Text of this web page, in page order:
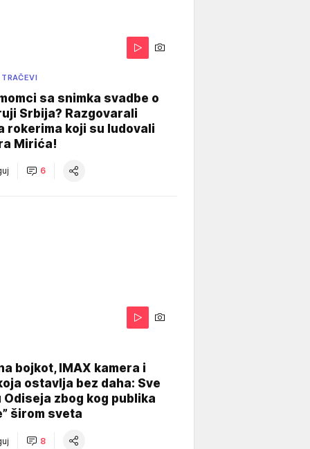
sa snimka svadbe o
Srbija? Razgovarali
rokerima koji su ludovali
Mirića!
6
bojkot, IMAX kamera i
ostavlja bez daha: Sve
Odiseja zbog kog publika
širom sveta
8